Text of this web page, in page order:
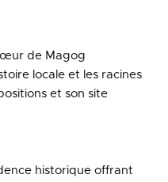
de Magog
locale et les racines
et son site
historique offrant